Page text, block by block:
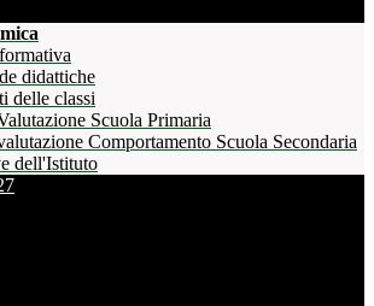
didattiche
delle classi
Scuola Primaria
Comportamento Scuola Secondaria
dell'Istituto